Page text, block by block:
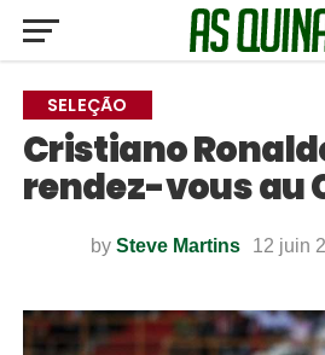
SELEÇÃO
Cristiano
rendez-vous au
by Steve Martins 12 juin